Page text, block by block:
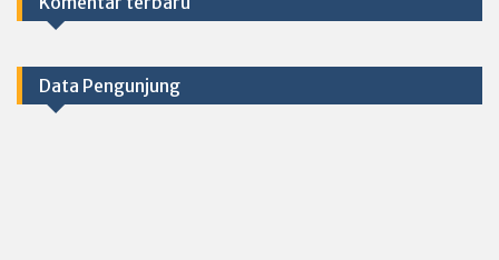
Data Pengunjung